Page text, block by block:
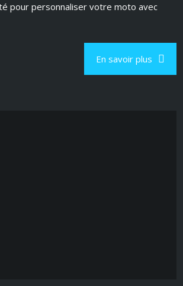
pour personnaliser votre moto avec
En savoir plus